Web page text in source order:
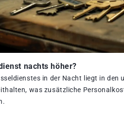
nachts höher?
in der Nacht liegt in den
was zusätzliche